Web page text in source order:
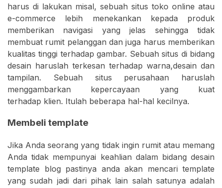
harus di lakukan misal, sebuah situs toko online atau
e-commerce lebih menekankan kepada produk
memberikan navigasi yang jelas sehingga tidak
membuat rumit pelanggan dan juga harus memberikan
kualitas tinggi terhadap gambar. Sebuah situs di bidang
desain haruslah terkesan terhadap warna,desain dan
tampilan. Sebuah situs perusahaan haruslah
menggambarkan kepercayaan yang kuat
terhadap klien. Itulah beberapa hal-hal kecilnya.
Membeli template
Jika Anda seorang yang tidak ingin rumit atau memang
Anda tidak mempunyai keahlian dalam bidang desain
template blog pastinya anda akan mencari template
yang sudah jadi dari pihak lain salah satunya adalah